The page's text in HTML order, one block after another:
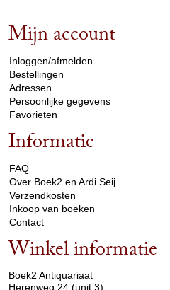
Mijn account
Inloggen/afmelden
Bestellingen
Adressen
Persoonlijke gegevens
Favorieten
Informatie
FAQ
Over Boek2 en Ardi Seij
Verzendkosten
Inkoop van boeken
Contact
Winkel informatie
Boek2 Antiquariaat
Herenweg 24 (unit 3)